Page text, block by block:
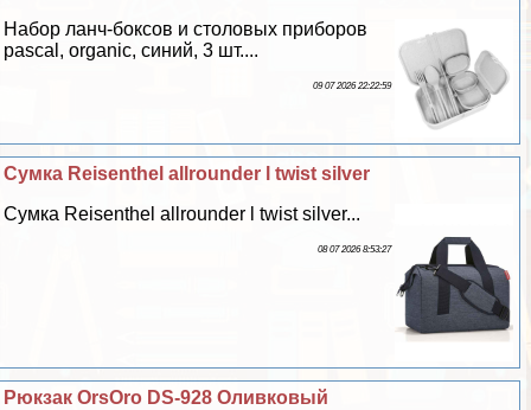
Набор ланч-боксов и столовых приборов
pascal, organic, синий, 3 шт....
09 07 2026 22:22:59
Сумка Reisenthel allrounder l twist silver
Сумка Reisenthel allrounder l twist silver...
08 07 2026 8:53:27
Рюкзак OrsOro DS-928 Оливковый